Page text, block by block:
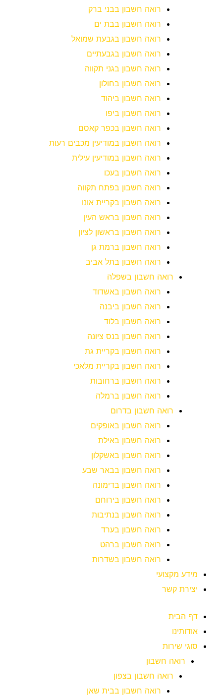
רואה חשבון בבני ברק
רואה חשבון בבת ים
רואה חשבון בגבעת שמואל
רואה חשבון בגבעתיים
רואה חשבון בגני תקווה
רואה חשבון בחולון
רואה חשבון ביהוד
רואה חשבון ביפו
רואה חשבון בכפר קאסם
רואה חשבון במודיעין מכבים רעות
רואה חשבון במודיעין עילית
רואה חשבון בעכו
רואה חשבון בפתח תקווה
רואה חשבון בקריית אונו
רואה חשבון בראש העין
רואה חשבון בראשון לציון
רואה חשבון ברמת גן
רואה חשבון בתל אביב
רואה חשבון בשפלה
רואה חשבון באשדוד
רואה חשבון ביבנה
רואה חשבון בלוד
רואה חשבון בנס ציונה
רואה חשבון בקריית גת
רואה חשבון בקריית מלאכי
רואה חשבון ברחובות
רואה חשבון ברמלה
רואה חשבון בדרום
רואה חשבון באופקים
רואה חשבון באילת
רואה חשבון באשקלון
רואה חשבון בבאר שבע
רואה חשבון בדימונה
רואה חשבון בירוחם
רואה חשבון בנתיבות
רואה חשבון בערד
רואה חשבון ברהט
רואה חשבון בשדרות
מידע מקצועי
יצירת קשר
דף הבית
אודותינו
סוגי שירות
רואה חשבון
רואה חשבון בצפון
רואה חשבון בבית שאן